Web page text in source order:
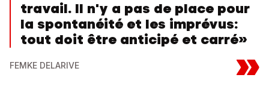
travail. Il n'y a pas de place pour
la spontanéité et les imprévus:
tout doit être anticipé et carré»
FEMKE DELARIVE »